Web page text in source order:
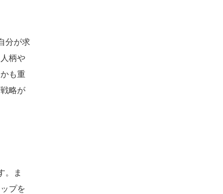
分が求
柄や
も重
略が
。ま
プを